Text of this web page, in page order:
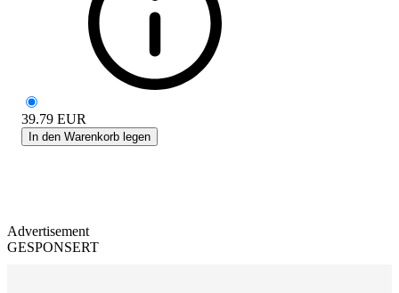
39.79 EUR
In den Warenkorb legen
Advertisement
GESPONSERT